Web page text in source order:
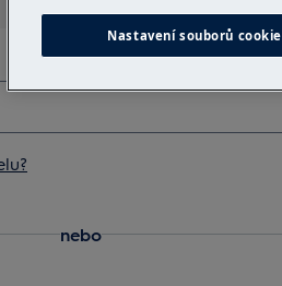
nebo
Nastavení souborů cookie